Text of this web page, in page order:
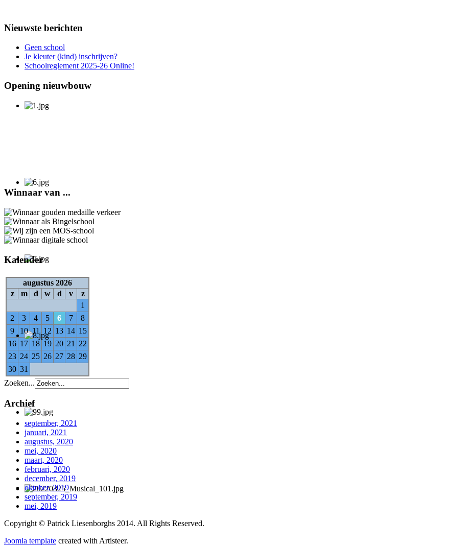
Nieuwste berichten
Geen school
Je kleuter (kind) inschrijven?
Schoolreglement 2025-26 Online!
Opening nieuwbouw
Winnaar van ...
Kalender
augustus 2026
z
m d w d v
z
1
2
3 4 5 6 7
8
9
10 11 12 13 14 15
16 17 18 19 20 21
22
23 24 25 26 27 28 29
30 31
Zoeken...
Archief
september, 2021
januari, 2021
augustus, 2020
mei, 2020
maart, 2020
februari, 2020
december, 2019
oktober, 2019
september, 2019
mei, 2019
Copyright © Patrick Liesenborghs 2014. All Rights Reserved.
Joomla template created with Artisteer.